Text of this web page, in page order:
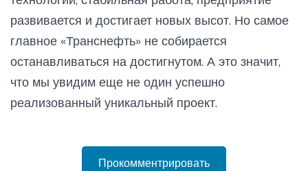
развивается и достигает новых высот. Но самое
главное «Транснефть» не собирается
останавливаться на достигнутом. А это значит,
что мы увидим еще не один успешно
реализованный уникальный проект.
Прокомментрировать